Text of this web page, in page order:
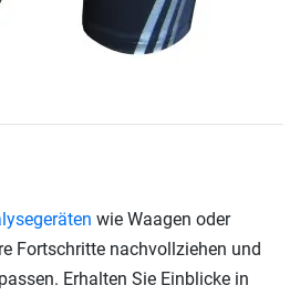
wie Waagen oder
Fortschritte nachvollziehen und
Erhalten Sie Einblicke in